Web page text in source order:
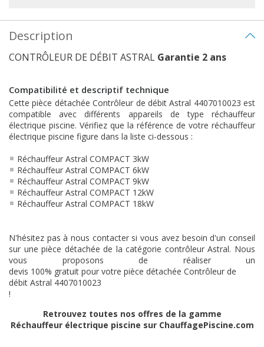
Description
CONTRÔLEUR DE DÉBIT ASTRAL Garantie 2 ans
Compatibilité et descriptif technique
Cette pièce détachée Contrôleur de débit Astral 4407010023 est
compatible avec différents appareils de type réchauffeur
électrique piscine. Vérifiez que la référence de votre réchauffeur
électrique piscine figure dans la liste ci-dessous :
Réchauffeur Astral COMPACT 3kW
Réchauffeur Astral COMPACT 6kW
Réchauffeur Astral COMPACT 9kW
Réchauffeur Astral COMPACT 12kW
Réchauffeur Astral COMPACT 18kW
N'hésitez pas à nous contacter si vous avez besoin d'un conseil
sur une pièce détachée de la catégorie contrôleur Astral. Nous
vous proposons de réaliser un
devis 100% gratuit pour votre pièce détachée Contrôleur de
débit Astral 4407010023
!
Retrouvez toutes nos offres de la gamme
Réchauffeur électrique piscine sur ChauffagePiscine.com